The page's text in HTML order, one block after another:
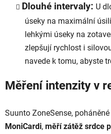
Dlouhé intervaly: U
úseky na maximální
lehkými úseky na
zlepšují rychlost i
navede k tomu, abyste
Měření intenzity v
Suunto ZoneSense,
MoniCardi, měří zátěž srdce